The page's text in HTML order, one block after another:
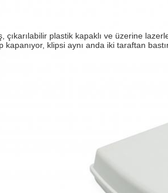
çıkarılabilir plastik kapaklı ve üzerine
kapanıyor, klipsi aynı anda iki taraftan